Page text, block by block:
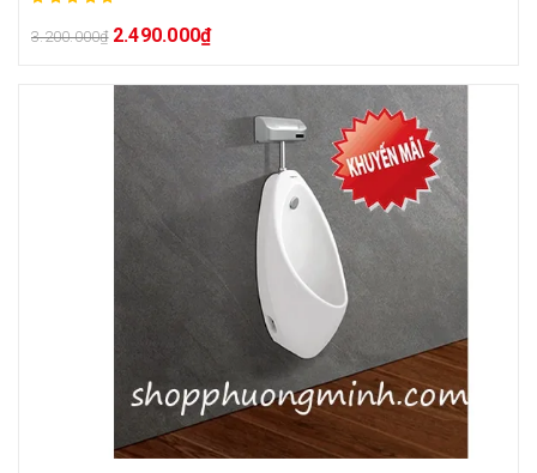
3.200.000₫ 2.490.000₫